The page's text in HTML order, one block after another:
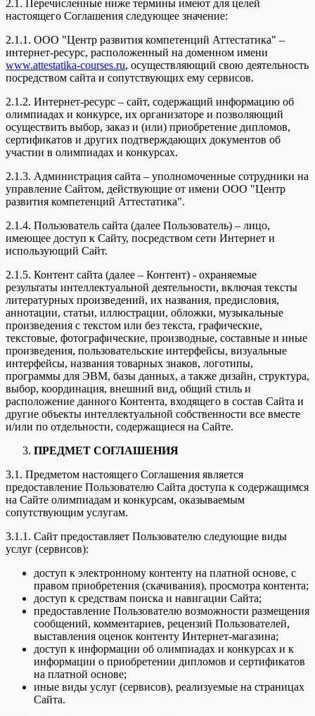
2.1. Перечисленные ниже термины имеют для целей
настоящего Соглашения следующее значение:
2.1.1. ООО "Центр развития компетенций Аттестатика" –
интернет-ресурс, расположенный на доменном имени
www.attestatika-courses.ru, осуществляющий свою деятельность
посредством сайта и сопутствующих ему сервисов.
2.1.2. Интернет-ресурс – сайт, содержащий информацию об
олимпиадах и конкурсе, их организаторе и позволяющий
осуществить выбор, заказ и (или) приобретение дипломов,
сертификатов и других подтверждающих документов об
участии в олимпиадах и конкурсах.
2.1.3. Администрация сайта – уполномоченные сотрудники на
управление Сайтом, действующие от имени ООО "Центр
развития компетенций Аттестатика".
2.1.4. Пользователь сайта (далее Пользователь) – лицо,
имеющее доступ к Сайту, посредством сети Интернет и
использующий Сайт.
2.1.5. Контент сайта (далее – Контент) - охраняемые
результаты интеллектуальной деятельности, включая тексты
литературных произведений, их названия, предисловия,
аннотации, статьи, иллюстрации, обложки, музыкальные
произведения с текстом или без текста, графические,
текстовые, фотографические, производные, составные и иные
произведения, пользовательские интерфейсы, визуальные
интерфейсы, названия товарных знаков, логотипы,
программы для ЭВМ, базы данных, а также дизайн, структура,
выбор, координация, внешний вид, общий стиль и
расположение данного Контента, входящего в состав Сайта и
другие объекты интеллектуальной собственности все вместе
и/или по отдельности, содержащиеся на Сайте.
ПРЕДМЕТ СОГЛАШЕНИЯ
3.1. Предметом настоящего Соглашения является
предоставление Пользователю Сайта доступа к содержащимся
на Сайте олимпиадам и конкурсам, оказываемым
сопутствующим услугам.
3.1.1. Сайт предоставляет Пользователю следующие виды
услуг (сервисов):
доступ к электронному контенту на платной основе, с
правом приобретения (скачивания), просмотра контента;
доступ к средствам поиска и навигации Сайта;
предоставление Пользователю возможности размещения
сообщений, комментариев, рецензий Пользователей,
выставления оценок контенту Интернет-магазина;
доступ к информации об олимпиадах и конкурсах и к
информации о приобретении дипломов и сертификатов
на платной основе;
иные виды услуг (сервисов), реализуемые на страницах
Сайта.